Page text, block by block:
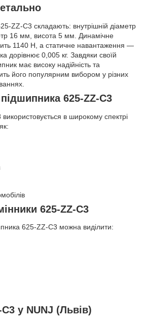
ZZ-C3 складають: внутрішній діаметр
16 мм, висота 5 мм. Динамічне
1140 Н, а статичне навантаження —
дорівнює 0,005 кг. Завдяки своїй
має високу надійність та
його популярним вибором у різних
625-ZZ-C3
в широкому спектрі
625-ZZ-C3
625-ZZ-C3 можна виділити:
у NUNJ (Львів)